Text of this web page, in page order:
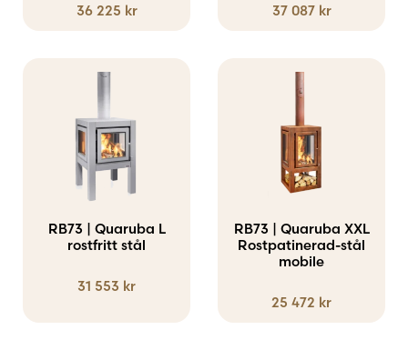
36 225 kr 37 087 kr
RB73 | Quaruba L
rostfritt stål
31 553 kr
RB73 | Quaruba XXL
Rostpatinerad-stål
mobile
25 472 kr